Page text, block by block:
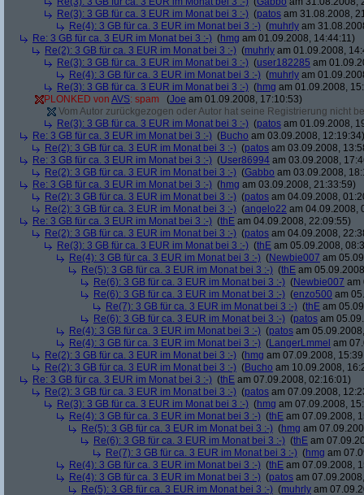
Re(3): 3 GB für ca. 3 EUR im Monat bei 3 :-) (patos am 31.08.2008,
Re(4): 3 GB für ca. 3 EUR im Monat bei 3 :-) (muhrly am
Re: 3 GB für ca. 3 EUR im Monat bei 3 :-) (hmg am 01.09.2008, 14:44:11)
Re(2): 3 GB für ca. 3 EUR im Monat bei 3 :-) (muhrly am 01.09.2008,
Re(3): 3 GB für ca. 3 EUR im Monat bei 3 :-) (user182285 am
Re(4): 3 GB für ca. 3 EUR im Monat bei 3 :-) (muhrly am
Re(3): 3 GB für ca. 3 EUR im Monat bei 3 :-) (hmg am 01.09.2008,
PLONKED von AVS: spam (Joe am 01.09.2008, 17:10:53)
Vom Autor zurückgezogen oder Autor hat seine Registrierung nicht
Re(3): 3 GB für ca. 3 EUR im Monat bei 3 :-) (patos am 01.09.2008,
Re: 3 GB für ca. 3 EUR im Monat bei 3 :-) (Bucho am 03.09.2008, 12:19:34)
Re(2): 3 GB für ca. 3 EUR im Monat bei 3 :-) (patos am 03.09.2008,
Re: 3 GB für ca. 3 EUR im Monat bei 3 :-) (User86994 am 03.09.2008,
Re(2): 3 GB für ca. 3 EUR im Monat bei 3 :-) (Gabbo am 03.09.2008,
Re: 3 GB für ca. 3 EUR im Monat bei 3 :-) (hmg am 03.09.2008, 21:33:59)
Re(2): 3 GB für ca. 3 EUR im Monat bei 3 :-) (patos am 04.09.2008,
Re(2): 3 GB für ca. 3 EUR im Monat bei 3 :-) (angelo22 am 04.09.2008,
Re: 3 GB für ca. 3 EUR im Monat bei 3 :-) (thE am 04.09.2008, 22:09:55)
Re(2): 3 GB für ca. 3 EUR im Monat bei 3 :-) (patos am 04.09.2008,
Re(3): 3 GB für ca. 3 EUR im Monat bei 3 :-) (thE am 05.09.2008,
Re(4): 3 GB für ca. 3 EUR im Monat bei 3 :-) (Newbie007 am
Re(5): 3 GB für ca. 3 EUR im Monat bei 3 :-) (thE am
Re(6): 3 GB für ca. 3 EUR im Monat bei 3 :-) (Newbie007 am
Re(6): 3 GB für ca. 3 EUR im Monat bei 3 :-) (enzo500 am
Re(7): 3 GB für ca. 3 EUR im Monat bei 3 :-) (thE am
Re(6): 3 GB für ca. 3 EUR im Monat bei 3 :-) (patos am
Re(4): 3 GB für ca. 3 EUR im Monat bei 3 :-) (patos am
Re(4): 3 GB für ca. 3 EUR im Monat bei 3 :-) (LangerLmmel am
Re(2): 3 GB für ca. 3 EUR im Monat bei 3 :-) (hmg am 07.09.2008,
Re(2): 3 GB für ca. 3 EUR im Monat bei 3 :-) (Bucho am 10.09.2008,
Re: 3 GB für ca. 3 EUR im Monat bei 3 :-) (thE am 07.09.2008, 02:16:01)
Re(2): 3 GB für ca. 3 EUR im Monat bei 3 :-) (patos am 07.09.2008,
Re(3): 3 GB für ca. 3 EUR im Monat bei 3 :-) (hmg am 07.09.2008,
Re(4): 3 GB für ca. 3 EUR im Monat bei 3 :-) (thE am 07.09.2008,
Re(5): 3 GB für ca. 3 EUR im Monat bei 3 :-) (hmg am
Re(6): 3 GB für ca. 3 EUR im Monat bei 3 :-) (thE am
Re(7): 3 GB für ca. 3 EUR im Monat bei 3 :-) (hmg am
Re(4): 3 GB für ca. 3 EUR im Monat bei 3 :-) (thE am 07.09.2008,
Re(4): 3 GB für ca. 3 EUR im Monat bei 3 :-) (patos am
Re(5): 3 GB für ca. 3 EUR im Monat bei 3 :-) (muhrly am